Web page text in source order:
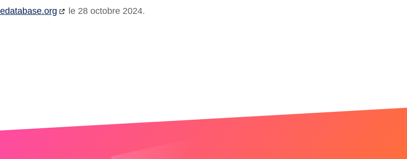
le 28 octobre 2024.